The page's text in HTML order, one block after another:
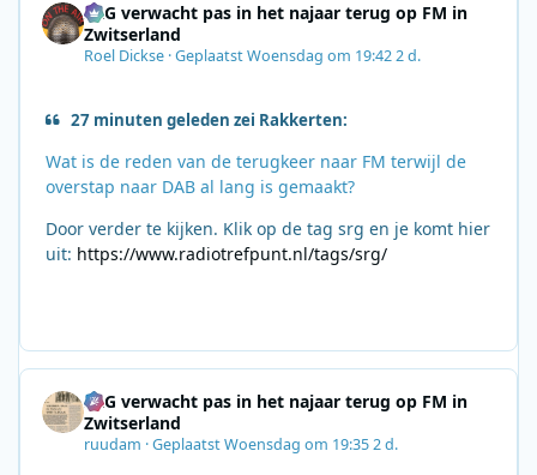
SRG verwacht pas in het najaar terug op FM in
Zwitserland
Roel Dickse ·GeplaatstWoensdag om 19:422 d.
27 minuten geleden zei Rakkerten:
Wat is de reden van de terugkeer naar FM terwijl de
overstap naar DAB al lang is gemaakt?
Door verder te kijken. Klik op de tag srg en je komt hier
uit: https://www.radiotrefpunt.nl/tags/srg/
SRG verwacht pas in het najaar terug op FM in
Zwitserland
ruudam ·GeplaatstWoensdag om 19:352 d.